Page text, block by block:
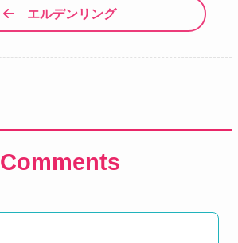
エルデンリング
Comments